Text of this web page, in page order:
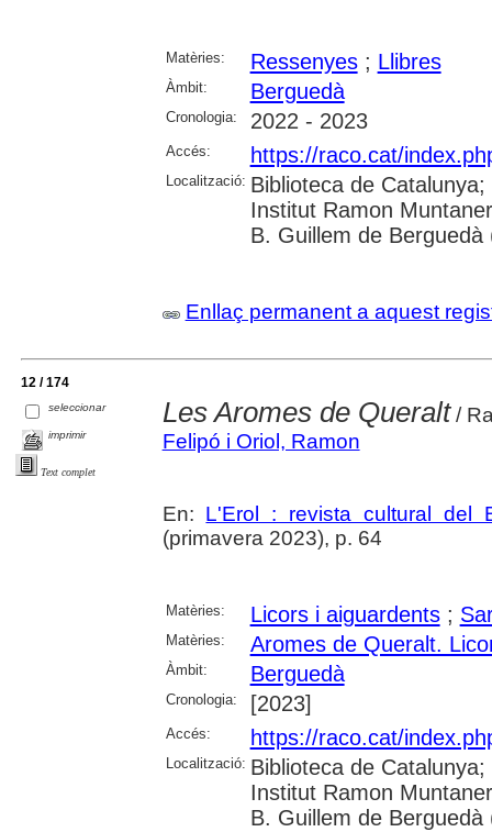
Matèries: Ressenyes; Llibres
Àmbit: Berguedà
Cronologia: 2022 - 2023
Accés: https://raco.cat/
Localització: Biblioteca de
Institut Ramon
B. Guillem de Berguedà
Enllaç permanent a aquest
12 / 174
seleccionar
imprimir
Text complet
Les Aromes de Queralt/
Felipó i Oriol, Ramon
En: L'Erol : revista cultural del
(primavera 2023), p. 64
Matèries: Licors i aiguardents;
Matèries: Aromes de Queralt.
Àmbit: Berguedà
Cronologia: [2023]
Accés: https://raco.cat/
Localització: Biblioteca de
Institut Ramon
B. Guillem de Berguedà